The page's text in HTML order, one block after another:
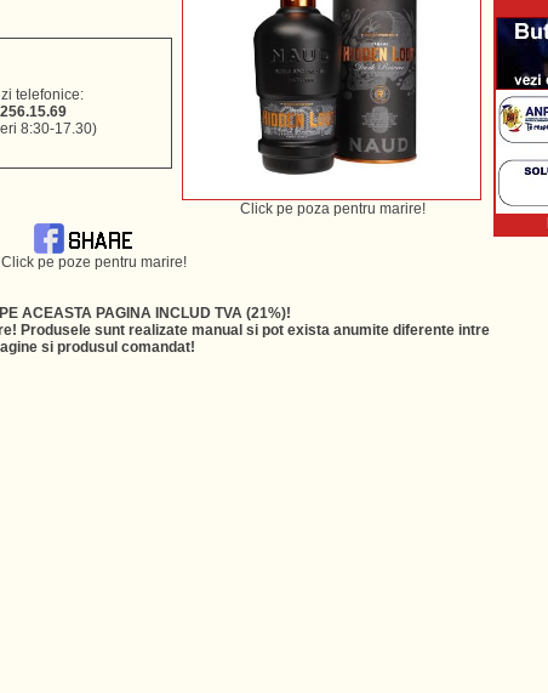
telefonice:
8:30-17.30)
Click pe poza pentru marire!
pe poze pentru marire!
ACEASTA PAGINA INCLUD TVA (21%)!
Produsele sunt realizate manual si pot exista anumite diferente intre
si produsul comandat!